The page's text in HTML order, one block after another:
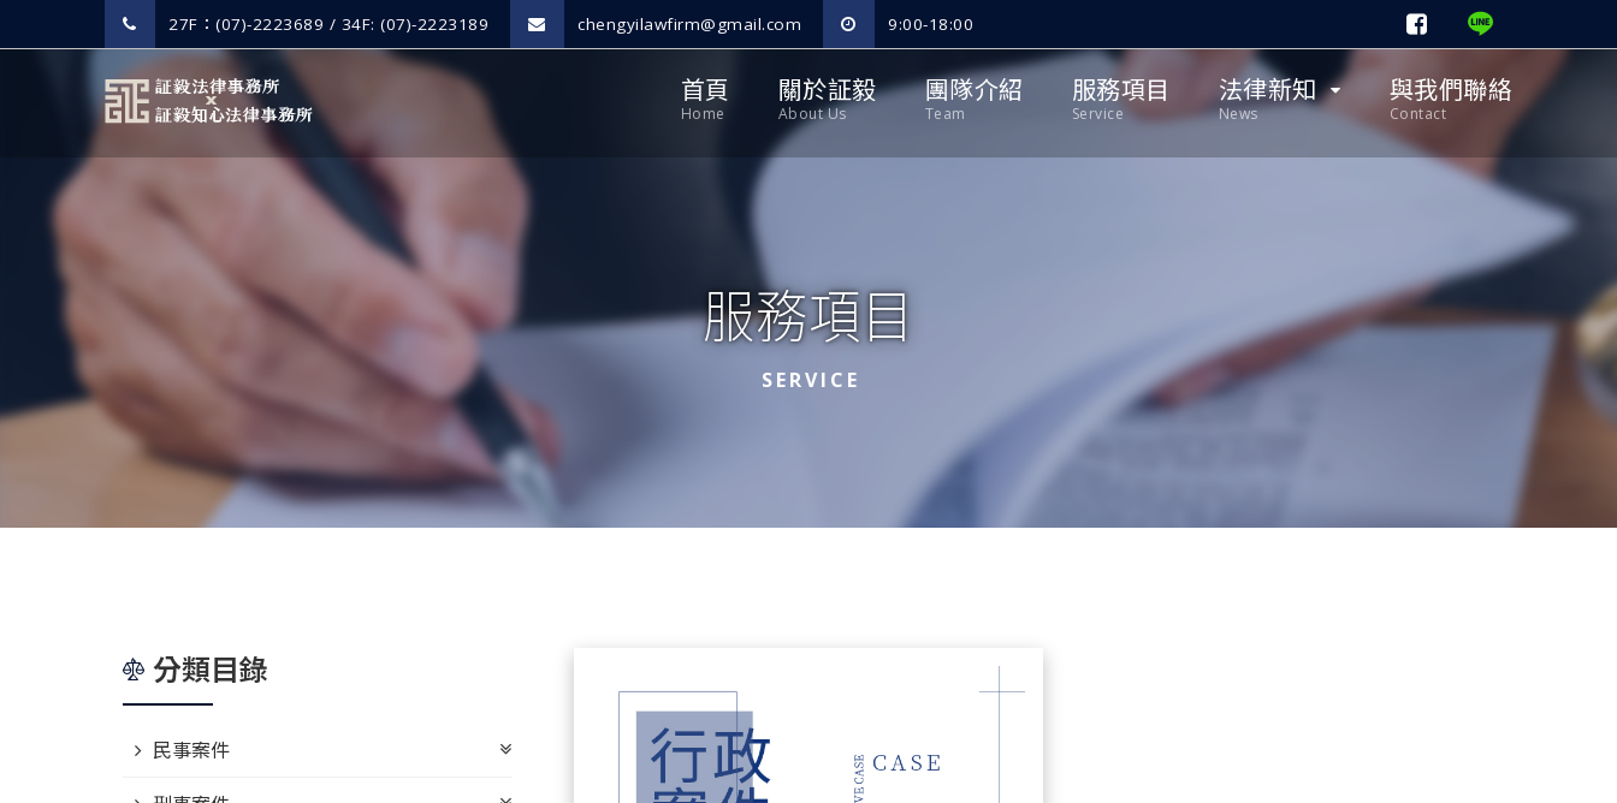
27F：(07)-2223689 / 34F: (07)-2223189 chengyilawfirm@gmail.com 9:00-18:00
首頁
Home
關於証毅
About Us
團隊介紹
Team
服務項目
Service
法律新知
News
與我們聯絡
Contact
服務項目
SERVICE
分類目錄
民事案件